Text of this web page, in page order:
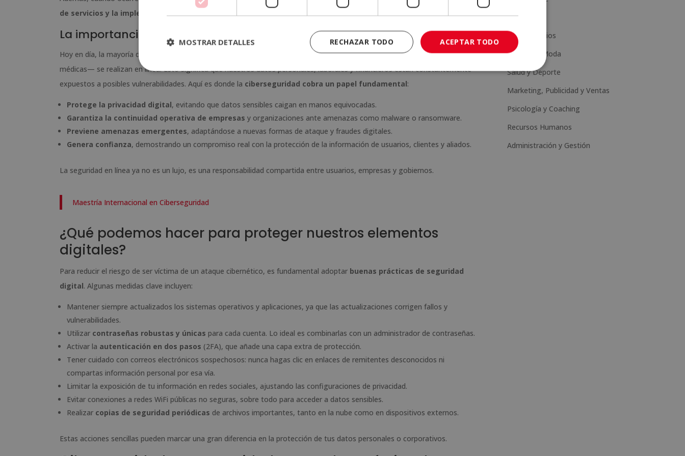
de servicios y la implementación de nuevas políticas para evitar futuras brechas.
La importancia de la ciberseguridad en el mundo digital actual
Hoy en día, la mayoría de nuestras actividades cotidianas —compras, comunicaciones, operaciones bancarias o gestiones
médicas— se realizan en línea. Esto significa que nuestros datos personales, laborales y financieros están constantemente
expuestos a posibles vulnerabilidades. Aquí es donde la ciberseguridad cobra un papel fundamental:
Protege la privacidad digital, evitando que datos sensibles caigan en manos equivocadas.
Garantiza la continuidad operativa de empresas y organizaciones ante amenazas como malware o ransomware.
Previene amenazas emergentes, adaptándose a nuevas formas de ataque y fraudes digitales.
Genera confianza, demostrando un compromiso real con la protección de la información de usuarios, clientes y aliados.
La seguridad en línea ya no es un lujo, es una responsabilidad compartida entre usuarios, empresas y gobiernos.
Maestría Internacional en Ciberseguridad
¿Qué podemos hacer para proteger nuestros elementos
digitales?
Para reducir el riesgo de ser víctima de un ataque cibernético, es fundamental adoptar buenas prácticas de seguridad
digital. Algunas medidas clave incluyen:
Mantener siempre actualizados los sistemas operativos y aplicaciones, ya que las actualizaciones corrigen fallos y
vulnerabilidades.
Utilizar contraseñas robustas y únicas para cada cuenta. Lo ideal es combinarlas con un administrador de contraseñas.
Activar la autenticación en dos pasos (2FA), que añade una capa extra de protección.
Tener cuidado con correos electrónicos sospechosos: nunca hagas clic en enlaces de remitentes desconocidos ni
compartas información personal por esa vía.
Limitar la exposición de tu información en redes sociales, ajustando las configuraciones de privacidad.
Evitar conexiones a redes WiFi públicas no seguras, sobre todo para acceder a datos sensibles.
Realizar copias de seguridad periódicas de archivos importantes, tanto en la nube como en dispositivos externos.
Estas acciones sencillas pueden marcar una gran diferencia en la protección de tus datos personales o corporativos.
Ciencia
Artes y Oficios
Estética y Moda
Salud y Deporte
Marketing, Publicidad y Ventas
Psicología y Coaching
Recursos Humanos
Administración y Gestión
ACEPTAR TODO
RECHAZAR TODO
MOSTRAR DETALLES